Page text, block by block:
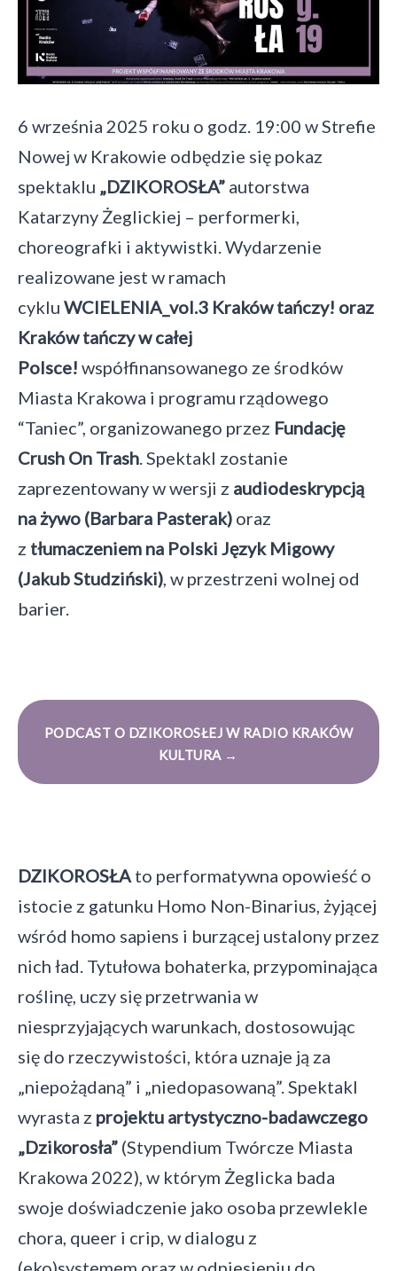
choreografii
Fundacja
On
Trash
6 września 2025 roku o godz. 19:00 w Strefie
Nowej w Krakowie odbędzie się pokaz
spektaklu „DZIKOROSŁA” autorstwa
Katarzyny Żeglickiej – performerki,
choreografki i aktywistki. Wydarzenie
realizowane jest w ramach
cyklu WCIELENIA_vol.3 Kraków tańczy! oraz
Kraków tańczy w całej
Polsce! współfinansowanego ze środków
Miasta Krakowa i programu rządowego
“Taniec”, organizowanego przez Fundację
Crush On Trash. Spektakl zostanie
zaprezentowany w wersji z audiodeskrypcją
na żywo (Barbara Pasterak) oraz
z tłumaczeniem na Polski Język Migowy
(Jakub Studziński), w przestrzeni wolnej od
barier.
PODCAST O DZIKOROSŁEJ W RADIO KRAKÓW
KULTURA →
DZIKOROSŁA to performatywna opowieść o
istocie z gatunku Homo Non-Binarius, żyjącej
wśród homo sapiens i burzącej ustalony przez
nich ład. Tytułowa bohaterka, przypominająca
roślinę, uczy się przetrwania w
niesprzyjających warunkach, dostosowując
się do rzeczywistości, która uznaje ją za
„niepożądaną” i „niedopasowaną”. Spektakl
wyrasta z projektu artystyczno-badawczego
„Dzikorosła” (Stypendium Twórcze Miasta
Krakowa 2022), w którym Żeglicka bada
swoje doświadczenie jako osoba przewlekle
chora, queer i crip, w dialogu z